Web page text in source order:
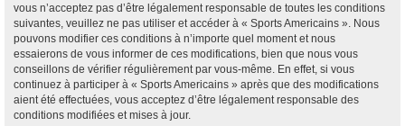
vous n’acceptez pas d’être légalement responsable de toutes les conditions
suivantes, veuillez ne pas utiliser et accéder à « Sports Americains ». Nous
pouvons modifier ces conditions à n’importe quel moment et nous
essaierons de vous informer de ces modifications, bien que nous vous
conseillons de vérifier régulièrement par vous-même. En effet, si vous
continuez à participer à « Sports Americains » après que des modifications
aient été effectuées, vous acceptez d’être légalement responsable des
conditions modifiées et mises à jour.